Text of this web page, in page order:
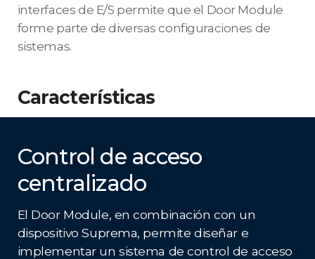
interfaces de E/S permite que el Door Module
forme parte de diversas configuraciones de
sistemas.
Características
Control de acceso
centralizado
El Door Module, en combinación con un
dispositivo Suprema, permite diseñar e
implementar un sistema de control de acceso